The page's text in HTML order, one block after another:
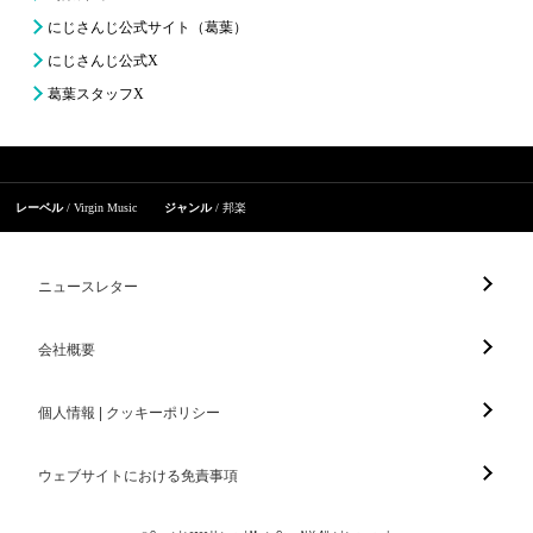
にじさんじ公式サイト（葛葉）
にじさんじ公式X
葛葉スタッフX
レーベル Virgin Music ジャンル 邦楽
ニュースレター
会社概要
個人情報 | クッキーポリシー
ウェブサイトにおける免責事項